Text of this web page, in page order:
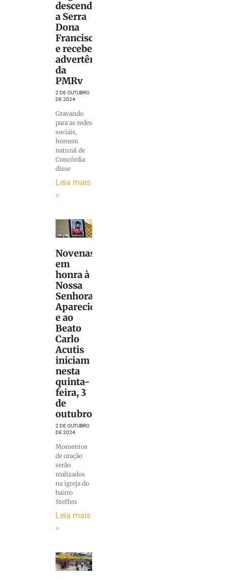
descendo
a Serra
Dona
Francisca
e recebe
advertência
da
PMRv
2 DE OUTUBRO
DE 2024
Gravando
para as redes
sociais,
homem
natural de
Concórdia
disse
Leia mais
»
Novenas
em
honra à
Nossa
Senhora
Aparecida
e ao
Beato
Carlo
Acutis
iniciam
nesta
quinta-
feira, 3
de
outubro
2 DE OUTUBRO
DE 2024
Momentos
de oração
serão
realizados
na igreja do
bairro
Steffen
Leia mais
»